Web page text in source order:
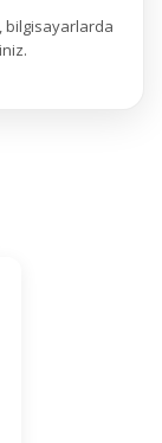
bilgisayarlarda